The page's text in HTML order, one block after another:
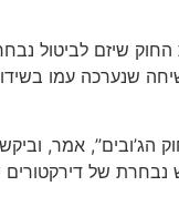
שיזם לביטול
שנערכה עמו
הג’ובים”, אמר,